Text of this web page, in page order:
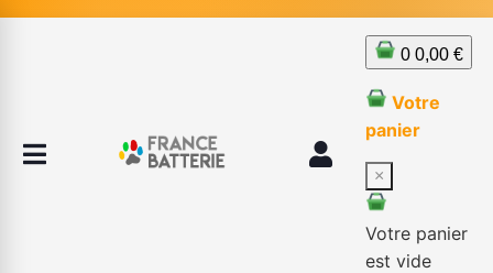
0 0,00 €
Votre
panier
×
Votre panier
est vide